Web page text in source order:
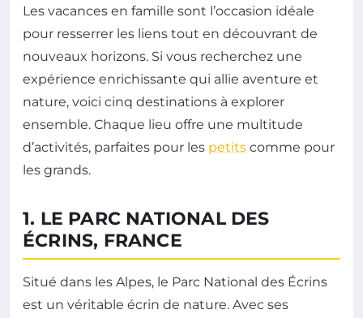
Les vacances en famille sont l’occasion idéale
pour resserrer les liens tout en découvrant de
nouveaux horizons. Si vous recherchez une
expérience enrichissante qui allie aventure et
nature, voici cinq destinations à explorer
ensemble. Chaque lieu offre une multitude
d’activités, parfaites pour les petits comme pour
les grands.
1. LE PARC NATIONAL DES
ÉCRINS, FRANCE
Situé dans les Alpes, le Parc National des Écrins
est un véritable écrin de nature. Avec ses